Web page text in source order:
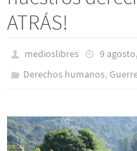
ATRÁS!
medioslibres
9
Derechos humanos,